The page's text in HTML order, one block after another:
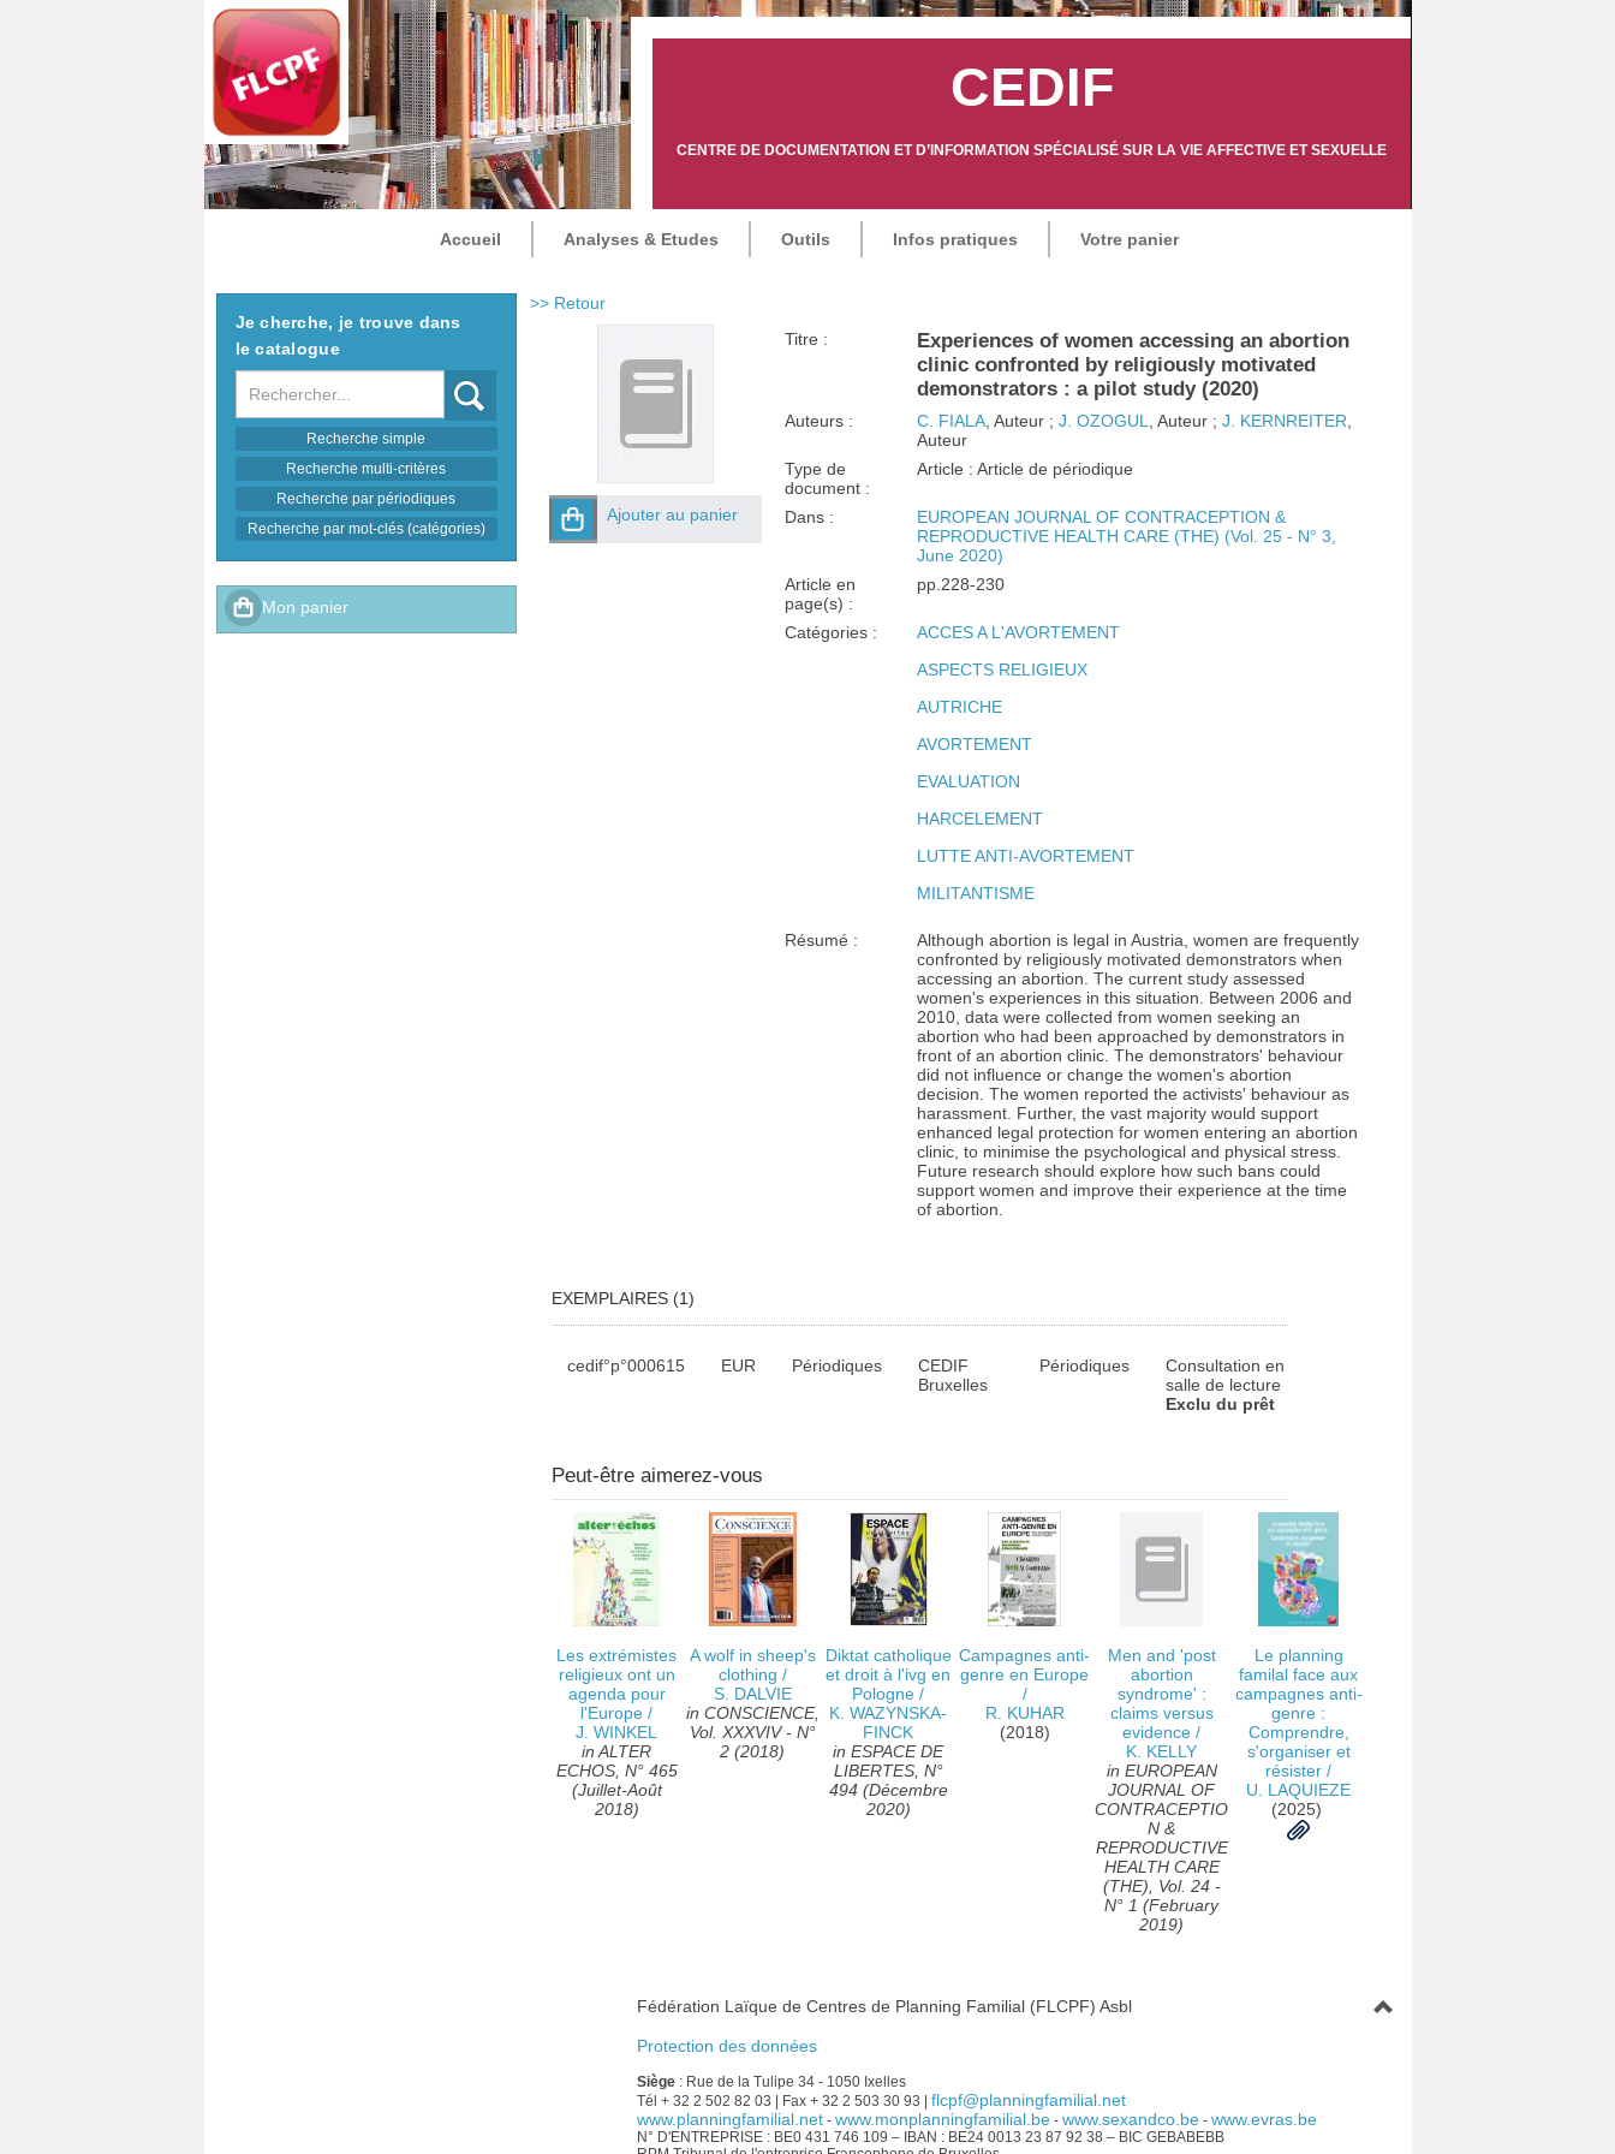
CEDIF
CENTRE DE DOCUMENTATION ET D’INFORMATION SPÉCIALISÉ SUR LA VIE AFFECTIVE ET SEXUELLE
Accueil Analyses & Etudes Outils Infos pratiques Votre panier
>> Retour
Ajouter au panier
Titre :
Experiences of women accessing an abortion
clinic confronted by religiously motivated
demonstrators : a pilot study (2020)
Auteurs : C. FIALA , Auteur ;J. OZOGUL , Auteur ;J. KERNREITER
Auteur
Type de
document :
Article : Article de périodique
Dans :
EUROPEAN JOURNAL OF CONTRACEPTION &
REPRODUCTIVE HEALTH CARE (THE) (Vol. 25 - N° 3,
June 2020)
Article en
page(s) :
pp.228-230
Catégories :
ACCES A L'AVORTEMENT
ASPECTS RELIGIEUX
AUTRICHE
AVORTEMENT
EVALUATION
HARCELEMENT
LUTTE ANTI-AVORTEMENT
MILITANTISME
Résumé :
Although abortion is legal in Austria, women are frequently
confronted by religiously motivated demonstrators when
accessing an abortion. The current study assessed
women's experiences in this situation. Between 2006 and
2010, data were collected from women seeking an
abortion who had been approached by demonstrators in
front of an abortion clinic. The demonstrators' behaviour
did not influence or change the women's abortion
decision. The women reported the activists' behaviour as
harassment. Further, the vast majority would support
enhanced legal protection for women entering an abortion
clinic, to minimise the psychological and physical stress.
Future research should explore how such bans could
support women and improve their experience at the time
of abortion.
EXEMPLAIRES (1)
cedif°p°000615
EUR Périodiques
CEDIF
Bruxelles
Périodiques
Consultation en
salle de lecture
Exclu du prêt
Peut-être aimerez-vous
Les extrémistes
religieux ont un
agenda pour
l'Europe /
J. WINKEL
in ALTER
ECHOS, N° 465
(Juillet-Août
2018)
A wolf in sheep's
clothing /
S. DALVIE
in CONSCIENCE,
Vol. XXXVIV - N°
2 (2018)
Diktat catholique
et droit à l'ivg en
Pologne /
K. WAZYNSKA-
FINCK
in ESPACE DE
LIBERTES, N°
494 (Décembre
2020)
Campagnes anti-
genre en Europe
/
R. KUHAR
(2018)
Men and 'post
abortion
syndrome' :
claims versus
evidence /
K. KELLY
in EUROPEAN
JOURNAL OF
CONTRACEPTIO
N &
REPRODUCTIVE
HEALTH CARE
(THE), Vol. 24 -
N° 1 (February
2019)
Le planning
familal face aux
campagnes anti-
genre :
Comprendre,
s'organiser et
résister /
U. LAQUIEZE
(2025)
Je cherche, je trouve dans
le catalogue
Recherche
Recherche simple
Recherche multi-critères
Recherche par périodiques
Recherche par mot-clés (catégories)
Fédération Laïque de Centres de Planning Familial (FLCPF) Asbl
Protection des données
Siège: Rue de la Tulipe 34 - 1050 Ixelles
Tél + 32 2 502 82 03 | Fax + 32 2 503 30 93 | flcpf@planningfamilial.net
www.planningfamilial.net- www.monplanningfamilial.be- www.sexandco.be- www.evras.be
N° D'ENTREPRISE : BE0 431 746 109 – IBAN : BE24 0013 23 87 92 38 – BIC GEBABEBB